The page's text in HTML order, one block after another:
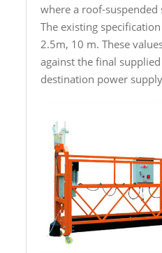
where a roof-
The existing
2.5m, 10 m. These
against the final
destination power